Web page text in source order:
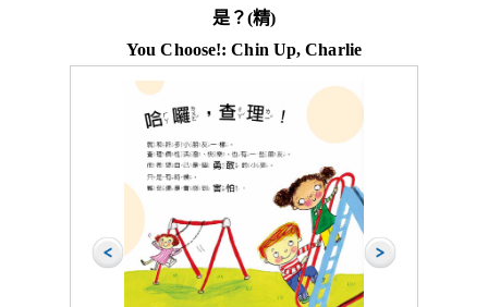
是？(精)
You Choose!: Chin Up, Charlie